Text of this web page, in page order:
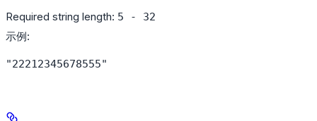
Required string length: 5 - 32
示例:
"22212345678555"